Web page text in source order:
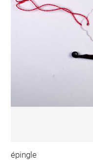
épingle